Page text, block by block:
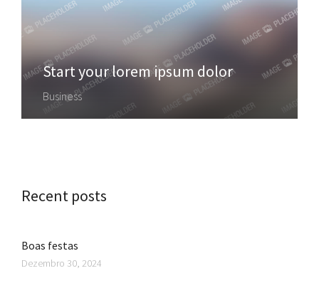
Start your lorem ipsum dolor
Business
Recent posts
Boas festas
Dezembro 30, 2024